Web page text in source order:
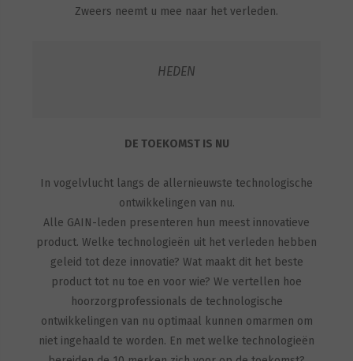
Zweers neemt u mee naar het verleden.
HEDEN
DE TOEKOMST IS NU
In vogelvlucht langs de allernieuwste technologische
ontwikkelingen van nu.
Alle GAIN-leden presenteren hun meest innovatieve
product. Welke technologieën uit het verleden hebben
geleid tot deze innovatie? Wat maakt dit het beste
product tot nu toe en voor wie? We vertellen hoe
hoorzorgprofessionals de technologische
ontwikkelingen van nu optimaal kunnen omarmen om
niet ingehaald te worden. En met welke technologieën